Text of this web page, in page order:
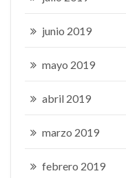
junio 2019
mayo 2019
abril 2019
marzo 2019
febrero 2019